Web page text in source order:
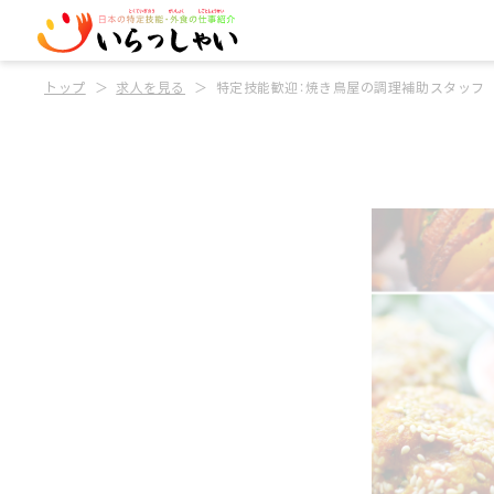
トップ 求人を見る 特定技能歓迎：焼き鳥屋の調理補助スタッフ